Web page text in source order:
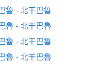
魯 - 北干巴魯
魯 - 北干巴魯
魯 - 北干巴魯
魯 - 北干巴魯